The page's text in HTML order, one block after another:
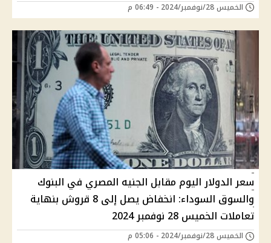
الخميس 28/نوفمبر/2024 - 06:49 م
سعر الدولار اليوم مقابل الجنيه المصري في البنوك
والسوق السوداء: انخفاض يصل إلى 8 قروش بنهاية
تعاملات الخميس 28 نوفمبر 2024
الخميس 28/نوفمبر/2024 - 05:06 م